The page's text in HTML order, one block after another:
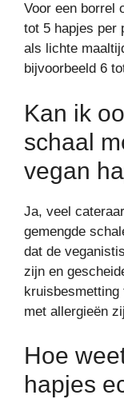
Voor een borrel
tot 5 hapjes per
als lichte
bijvoorbeeld 6
Kan ik
schaal
vegan
Ja, veel
gemengde
dat de
zijn en
met allergieën
Hoe
hapjes